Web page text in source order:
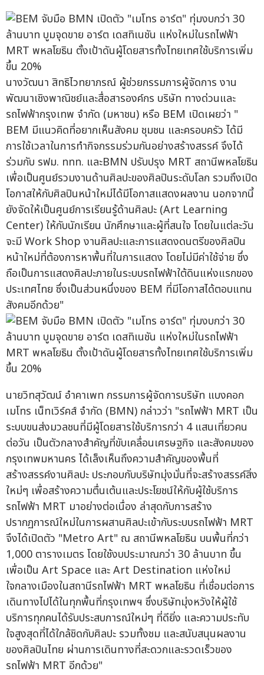
นางวัฒนา สิทธิไวทยาภรณ์ ผู้ช่วยกรรมการผู้จัดการ งาน
พัฒนาเชิงพาณิชย์และสื่อสารองค์กร บริษัท ทางด่วนและ
รถไฟฟ้ากรุงเทพ จำกัด (มหาชน) หรือ BEM เปิดเผยว่า "
BEM มีแนวคิดที่อยากเห็นสังคม ชุมชน และครอบครัว ได้มี
การใช้เวลาในการทำกิจกรรมร่วมกันอย่างสร้างสรรค์ จึงได้
ร่วมกับ รฟม. ททท. และBMN ปรับปรุง MRT สถานีพหลโยธิน
เพื่อเป็นศูนย์รวมงานด้านศิลปะของศิลปินระดับโลก รวมถึงเปิด
โอกาสให้กับศิลปินหน้าใหม่ได้มีโอกาสแสดงผลงาน นอกจากนี้
ยังจัดให้เป็นศูนย์การเรียนรู้ด้านศิลปะ (Art Learning
Center) ให้กับนักเรียน นักศึกษาและผู้ที่สนใจ โดยในแต่ละวัน
จะมี Work Shop งานศิลปะและการแสดงดนตรีของศิลปิน
หน้าใหม่ที่ต้องการหาพื้นที่ในการแสดง โดยไม่มีค่าใช้จ่าย ซึ่ง
ถือเป็นการแสดงศิลปะภายในระบบรถไฟฟ้าใต้ดินแห่งแรกของ
ประเทศไทย ซึ่งเป็นส่วนหนึ่งของ BEM ที่มีโอกาสได้ตอบแทน
สังคมอีกด้วย"
นายวิทสุวัฒน์ อำคาเพท กรรมการผู้จัดการบริษัท แบงคอก
เมโทร เน็ทเวิร์คส์ จำกัด (BMN) กล่าวว่า "รถไฟฟ้า MRT เป็น
ระบบขนส่งมวลชนที่มีผู้โดยสารใช้บริการกว่า 4 แสนเที่ยวคน
ต่อวัน เป็นตัวกลางสำคัญที่ขับเคลื่อนเศรษฐกิจ และสังคมของ
กรุงเทพมหานคร ได้เล็งเห็นถึงความสำคัญของพื้นที่
สร้างสรรค์งานศิลปะ ประกอบกับบริษัทมุ่งมั่นที่จะสร้างสรรค์สิ่ง
ใหม่ๆ เพื่อสร้างความตื่นเต้นและประโยชน์ให้กับผู้ใช้บริการ
รถไฟฟ้า MRT มาอย่างต่อเนื่อง ล่าสุดกับการสร้าง
ปรากฏการณ์ใหม่ในการผสานศิลปะเข้ากับระบบรถไฟฟ้า MRT
จึงได้เปิดตัว "Metro Art" ณ สถานีพหลโยธิน บนพื้นที่กว่า
1,000 ตารางเมตร โดยใช้งบประมาณกว่า 30 ล้านบาท ขึ้น
เพื่อเป็น Art Space และ Art Destination แห่งใหม่
ใจกลางเมืองในสถานีรถไฟฟ้า MRT พหลโยธิน ที่เชื่อมต่อการ
เดินทางไปได้ในทุกพื้นที่กรุงเทพฯ ซึ่งบริษัทมุ่งหวังให้ผู้ใช้
บริการทุกคนได้รับประสบการณ์ใหม่ๆ ที่ดียิ่ง และความประทับ
ใจสูงสุดที่ได้ใกล้ชิดกับศิลปะ รวมทั้งชม และสนับสนุนผลงาน
ของศิลปินไทย ผ่านการเดินทางที่สะดวกและรวดเร็วของ
รถไฟฟ้า MRT อีกด้วย"